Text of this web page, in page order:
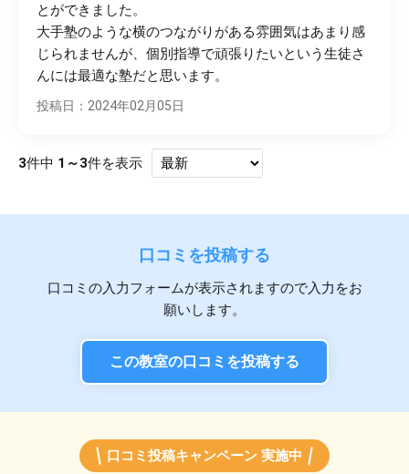
とができました。
大手塾のような横のつながりがある雰囲気はあまり感
じられませんが、個別指導で頑張りたいという生徒さ
んには最適な塾だと思います。
投稿日：2024年02月05日
3件中 1～3件を表示
口コミを投稿する
口コミの入力フォームが表示されますので入力をお
願いします。
この教室の口コミを投稿する
口コミ投稿キャンペーン 実施中